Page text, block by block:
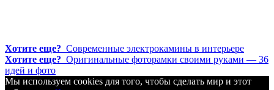
Хотите еще? Современные электрокамины в интерьере
Хотите еще? Оригинальные фоторамки своими руками — 36
идей и фото
Мы используем cookies для того, чтобы сделать мир и этот